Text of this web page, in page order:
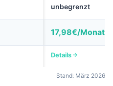
unbegrenzt
17,98€/Monat*
Details
Stand: März 2026